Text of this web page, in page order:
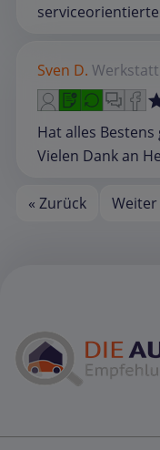
Sven D. Werkstatt
Hat alles
Vielen Dank an
« Zurück Weiter